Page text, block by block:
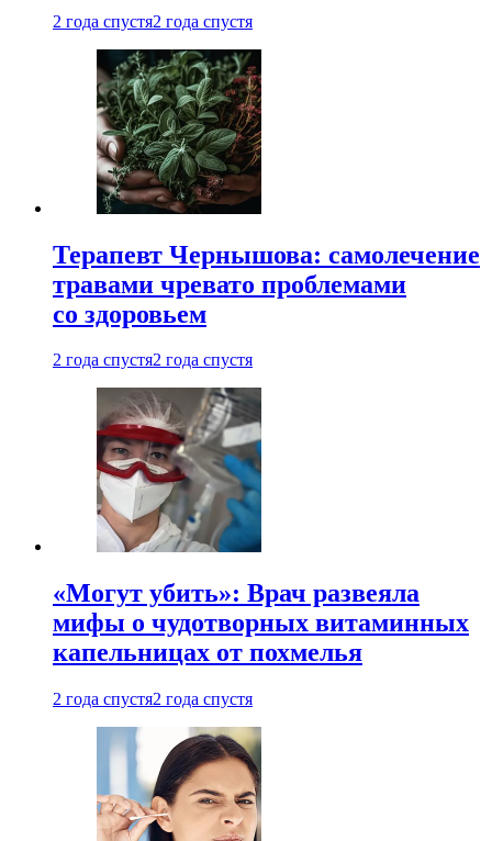
2 года спустя2 года спустя
Терапевт Чернышова: самолечение
травами чревато проблемами
со здоровьем
2 года спустя2 года спустя
«Могут убить»: Врач развеяла
мифы о чудотворных витаминных
капельницах от похмелья
2 года спустя2 года спустя